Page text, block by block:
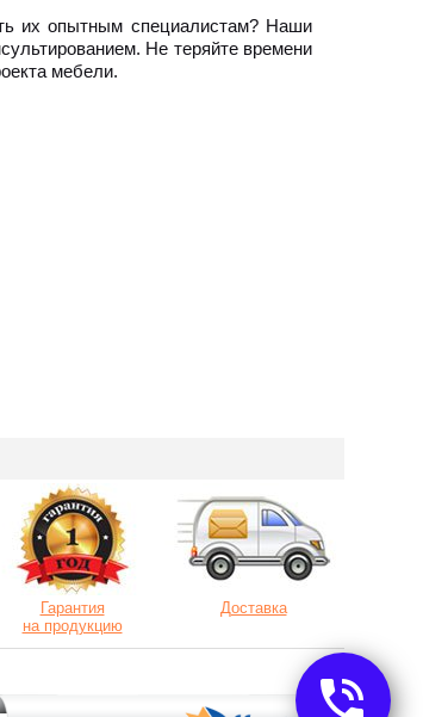
их опытным специалистам? Наши
Не теряйте времени
мебели.
Гарантия
на продукцию
Доставка